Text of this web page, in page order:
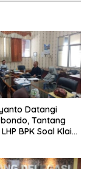
Datangi
Tantang
BPK Soal Klaim